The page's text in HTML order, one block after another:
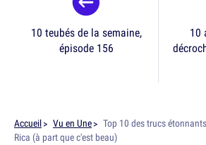
10 teubés de la semaine,
épisode 156
10
Accueil Vu en Une
Top 10 des trucs
Rica (à part que c'est beau)